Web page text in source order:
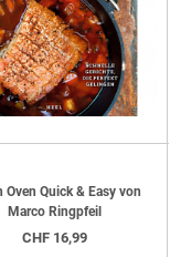
Oven Quick & Easy von
Marco Ringpfeil
CHF16,99